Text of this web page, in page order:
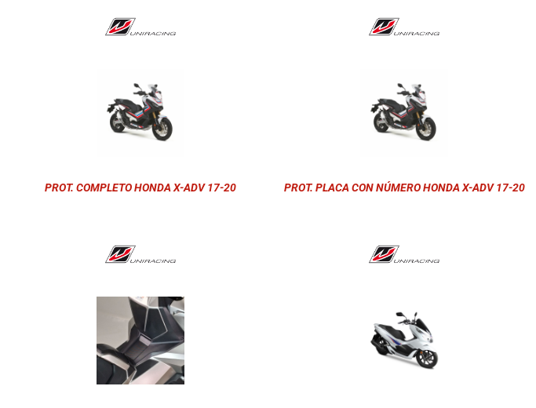
PROT. COMPLETO HONDA X-ADV 17-20 PROT. PLACA CON NÚMERO HONDA X-ADV 17-20